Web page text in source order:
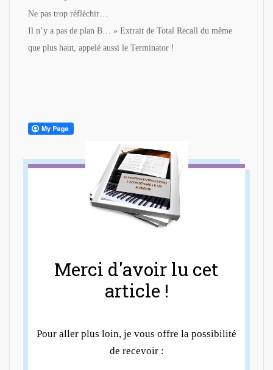
Ne pas trop réfléchir…
Il n’y a pas de plan B… » Extrait de Total Recall du même
que plus haut, appelé aussi le Terminator !
Merci d'avoir lu cet
article !
Pour aller plus loin, je vous offre la possibilité
de recevoir :